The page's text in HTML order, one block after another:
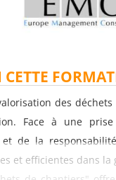
des
Face à une
et de la
et efficientes dans